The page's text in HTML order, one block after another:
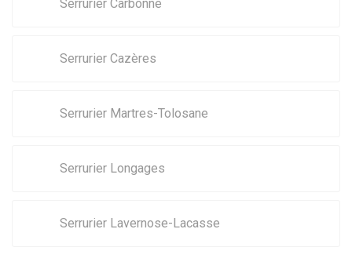
Serrurier Carbonne
Serrurier Cazères
Serrurier Martres-Tolosane
Serrurier Longages
Serrurier Lavernose-Lacasse